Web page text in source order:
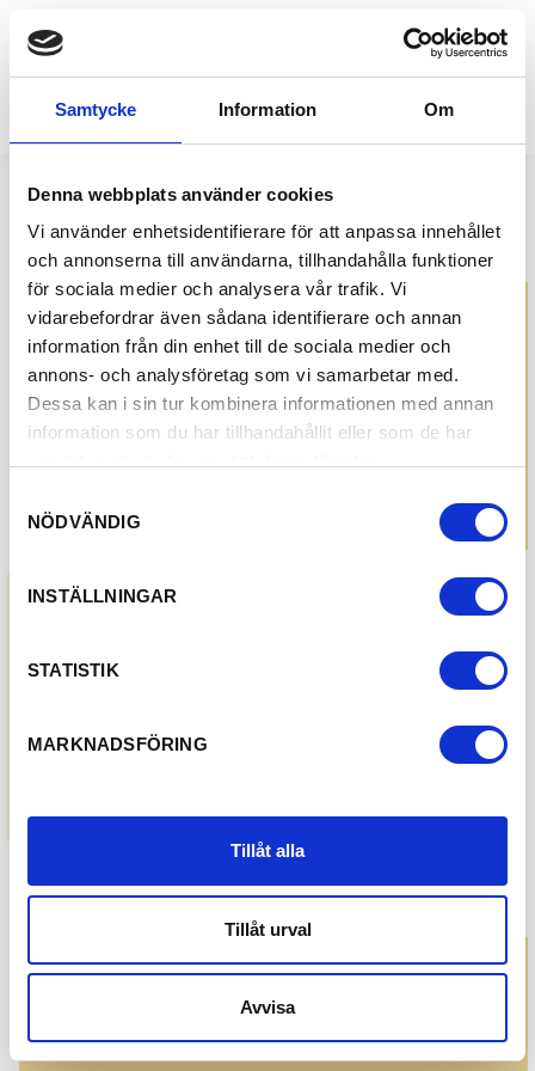
Samtycke Information Om
Denna webbplats använder cookies
Vi använder enhetsidentifierare för att anpassa innehållet
och annonserna till användarna, tillhandahålla funktioner
för sociala medier och analysera vår trafik. Vi
vidarebefordrar även sådana identifierare och annan
information från din enhet till de sociala medier och
annons- och analysföretag som vi samarbetar med.
Dessa kan i sin tur kombinera informationen med annan
information som du har tillhandahållit eller som de har
NÖDVÄNDIG
INSTÄLLNINGAR
STATISTIK
MARKNADSFÖRING
Tillåt alla
Tillåt urval
Avvisa
content
EDA A PART OF VÄRMLAND
Language
Discover Destination
Read more about Destination Eda